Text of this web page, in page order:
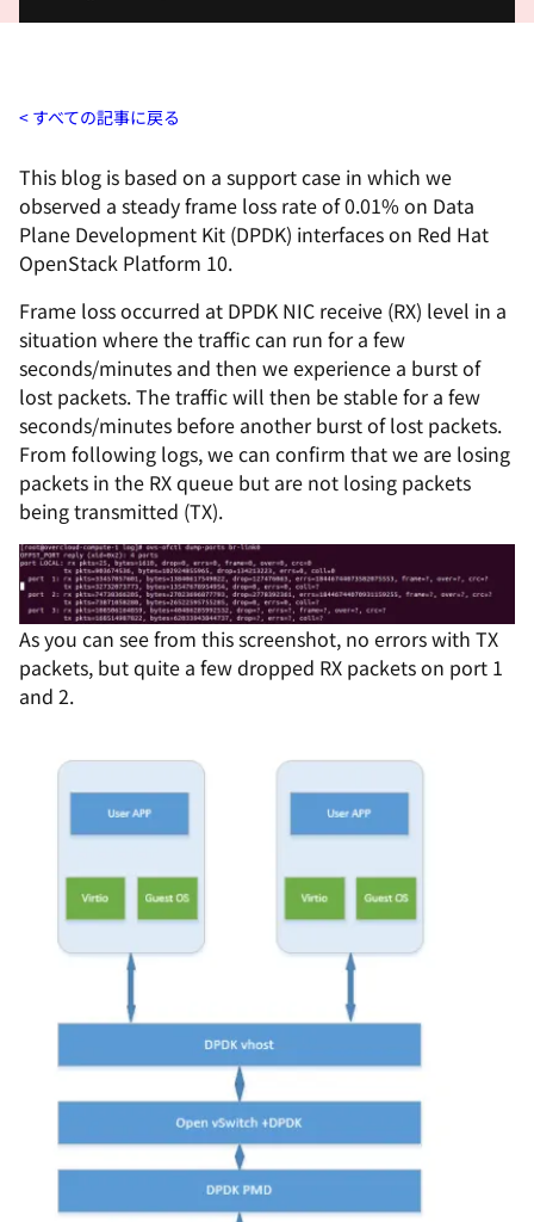
すべての記事に戻る
This blog is based on a support case in which we
observed a steady frame loss rate of 0.01% on Data
Plane Development Kit (DPDK) interfaces on Red Hat
OpenStack Platform 10.
Frame loss occurred at DPDK NIC receive (RX) level in a
situation where the traffic can run for a few
seconds/minutes and then we experience a burst of
lost packets. The traffic will then be stable for a few
seconds/minutes before another burst of lost packets.
From following logs, we can confirm that we are losing
packets in the RX queue but are not losing packets
being transmitted (TX).
As you can see from this screenshot, no errors with TX
packets, but quite a few dropped RX packets on port 1
and 2.